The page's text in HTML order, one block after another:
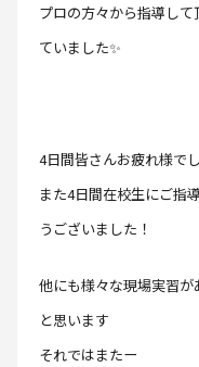
プロの方々から指導し
ていました✨
4日間皆さんお疲れ様で
また4日間在校生にご指
うございました！
他にも様々な現場実習
と思います
それではまたー